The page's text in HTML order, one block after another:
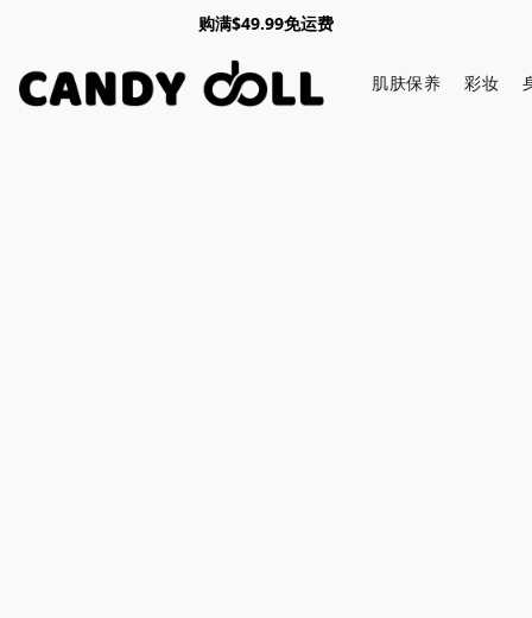
购满$49.99免运费
肌肤保养 彩妆